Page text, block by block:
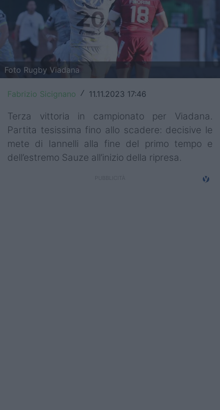
United Rugby Championship
Top14
Premiership
Champions Cup
Challenge Cup
World Rugby
Rugby World Cup
Super Rugby
Foto Rugby Viadana
Fabrizio Sicignano / 11.11.2023 17:46
Terza vittoria in campionato per Viadana.
Partita tesissima fino allo scadere: decisive le
mete di Iannelli alla fine del primo tempo e
dell’estremo Sauze all’inizio della ripresa.